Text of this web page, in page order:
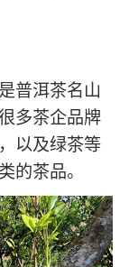
普洱茶名山
多茶企品牌
以及绿茶等
的茶品。